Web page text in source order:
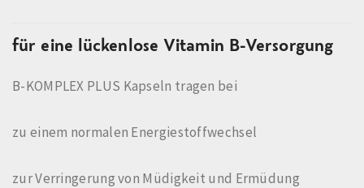
für eine lückenlose Vitamin B-Versorgung
B-KOMPLEX PLUS Kapseln tragen bei
zu einem normalen Energiestoffwechsel
zur Verringerung von Müdigkeit und Ermüdung